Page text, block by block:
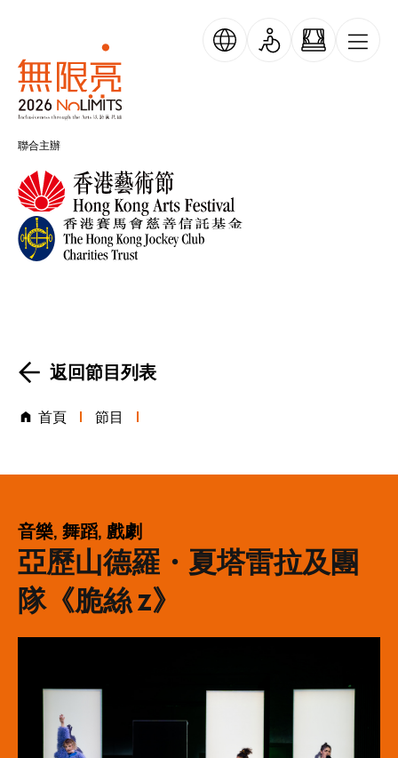
聯合主辦
返回節目列表
首頁 節目
表演類別
音樂, 舞蹈, 戲劇
亞歷山德羅・夏塔雷拉及團
隊《脆絲 z》